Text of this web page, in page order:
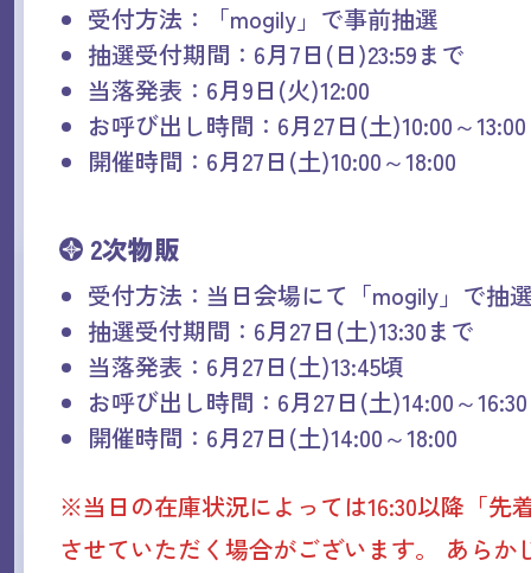
受付方法：「mogily」で事前抽選
抽選受付期間：6月7日(日)23:59まで
当落発表：6月9日(火)12:00
お呼び出し時間：6月27日(土)10:00～13:00
開催時間：6月27日(土)10:00～18:00
2次物販
受付方法：当日会場にて「mogily」で抽
抽選受付期間：6月27日(土)13:30まで
当落発表：6月27日(土)13:45頃
お呼び出し時間：6月27日(土)14:00～16:30
開催時間：6月27日(土)14:00～18:00
※当日の在庫状況によっては16:30以降「先
させていただく場合がございます。 あらか